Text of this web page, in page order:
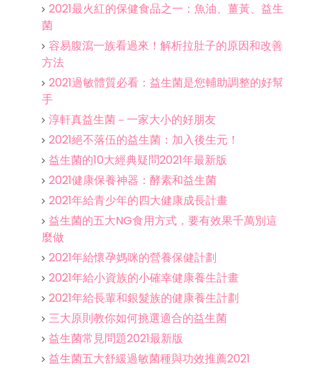
2021最火紅的保健食品之一：魚油、薑黃、益生
菌
容易腹瀉一族看過來！解析拉肚子的原因和改善
方法
2021過敏體質必看：益生菌是您輔助調整的好幫
手
淳軒真益生菌－一家大小的好朋友
2021絕不落伍的益生菌：加入後生元！
益生菌的10大經典疑問2021年最新版
2021健康保養神器：酵素和益生菌
2021年給青少年的四大健康成長計畫
益生菌的五大NG食用方式，要有效果千萬別這
麼做
2021年給懷孕媽咪的營養保健計劃
2021年給小資族的小確幸健康養生計畫
2021年給長輩和銀髮族的健康養生計劃
三大原則教你如何挑選適合的益生菌
益生菌常見問題2021最新版
益生菌五大舒緩過敏菌種與功效推薦2021